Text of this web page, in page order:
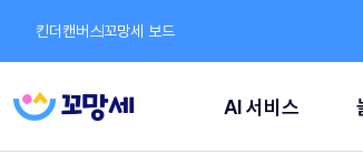
킨더캔버스꼬망세 보드
AI 서비스